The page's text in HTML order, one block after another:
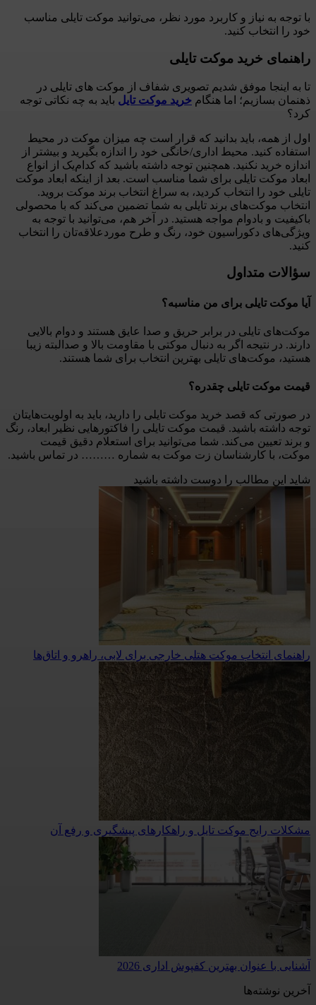
با توجه به نیاز و کاربرد مورد نظر، می‌توانید موکت تایلی مناسب
خود را انتخاب کنید.
راهنمای خرید موکت تایلی
تا به اینجا موفق شدیم تصویری شفاف از موکت‌ های تایلی در
ذهنمان بسازیم؛ اما هنگام خرید موکت تایل باید به چه نکاتی توجه
کرد؟
اول از همه، باید بدانید که قرار است چه میزان موکت در محیط
استفاده کنید. محیط اداری/خانگی خود را اندازه بگیرید و بیشتر از
اندازه خرید نکنید. همچنین توجه داشته باشید که کدام‌یک از انواع
ابعاد موکت تایلی برای شما مناسب است. بعد از اینکه ابعاد موکت
تایلی خود را انتخاب کردید، به سراغ انتخاب برند موکت بروید.
انتخاب موکت‌های برند تایلی به شما تضمین می‌کند که با محصولی
باکیفیت و بادوام مواجه هستید. در آخر هم، می‌توانید با توجه به
ویژگی‌های دکوراسیون خود، رنگ و طرح موردعلاقه‌تان را انتخاب
کنید.
سؤالات متداول
آیا موکت تایلی برای من مناسبه؟
موکت‌های تایلی در برابر حریق و صدا عایق هستند و دوام بالایی
دارند. در نتیجه اگر به دنبال موکتی با مقاومت بالا و صدالبته زیبا
هستید، موکت‌های تایلی بهترین انتخاب برای شما هستند.
قیمت موکت تایلی چقدره؟
در صورتی که قصد خرید موکت تایلی را دارید، باید به اولویت‌هایتان
توجه داشته باشید. قیمت موکت تایلی را فاکتورهایی نظیر ابعاد، رنگ
و برند تعیین می‌کند. شما می‌توانید برای استعلام دقیق قیمت
موکت، با کارشناسان زت موکت به شماره ……… در تماس باشید.
شاید این مطالب را دوست داشته باشید
راهنمای انتخاب موکت هتلی خارجی برای لابی، راهرو و اتاق‌ها
مشکلات رایج موکت تایل و راهکارهای پیشگیری و رفع آن
آشنایی با عنوان بهترین کفپوش اداری 2026
آخرین نوشته‌ها